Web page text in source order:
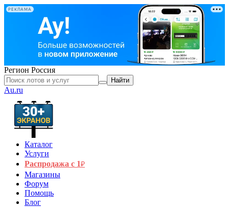
РЕКЛАМА
Регион Россия
Найти
Au.ru
Каталог
Услуги
Распродажа с 1₽
Магазины
Форум
Помощь
Блог